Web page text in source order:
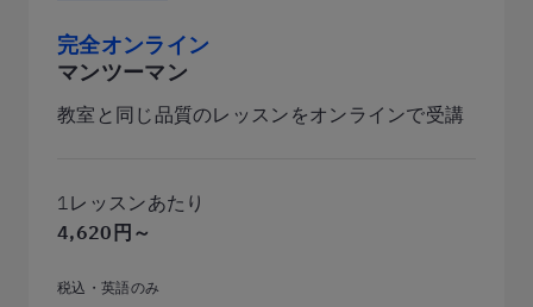
完全オンライン
マンツーマン
教室と同じ品質のレッスンをオンラインで受講
1レッスンあたり
4,620円～
税込・英語のみ